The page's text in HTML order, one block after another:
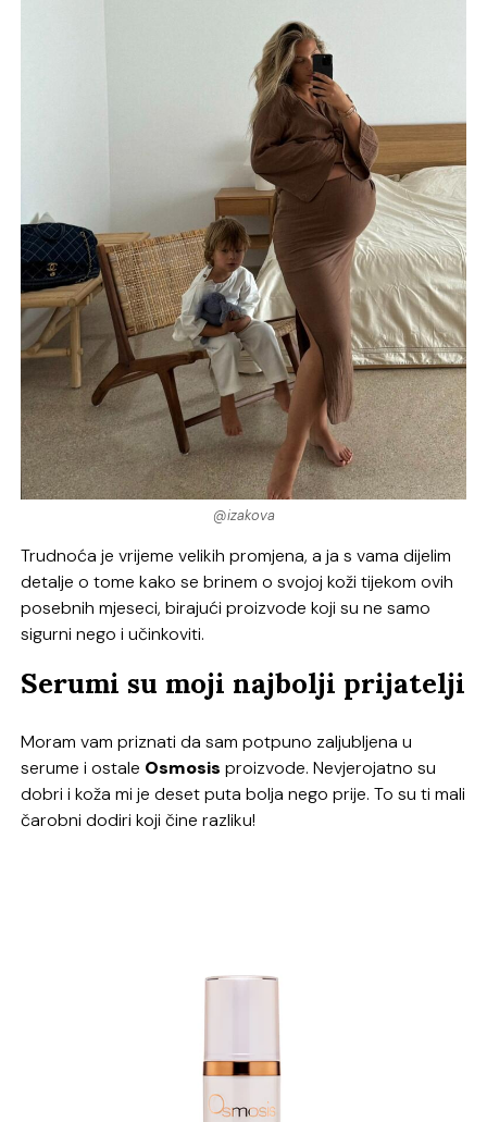
@izakova
Trudnoća je vrijeme velikih promjena, a ja s vama dijelim
detalje o tome kako se brinem o svojoj koži tijekom ovih
posebnih mjeseci, birajući proizvode koji su ne samo
sigurni nego i učinkoviti.
Serumi su moji najbolji prijatelji
Moram vam priznati da sam potpuno zaljubljena u
serume i ostale Osmosis proizvode. Nevjerojatno su
dobri i koža mi je deset puta bolja nego prije. To su ti mali
čarobni dodiri koji čine razliku!